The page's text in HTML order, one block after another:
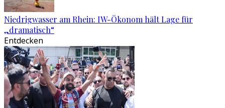
Niedrigwasser am Rhein: IW-Ökonom hält Lage für
„dramatisch“
Entdecken